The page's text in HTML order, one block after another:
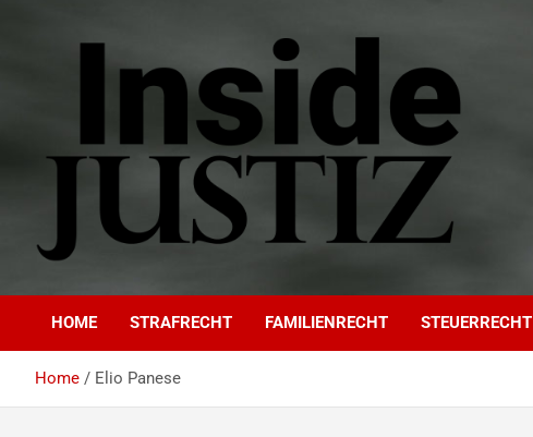
INSIDE-JUSTIZ
HOME STRAFRECHT FAMILIENRECHT STEUERRECHT
Home Elio Panese